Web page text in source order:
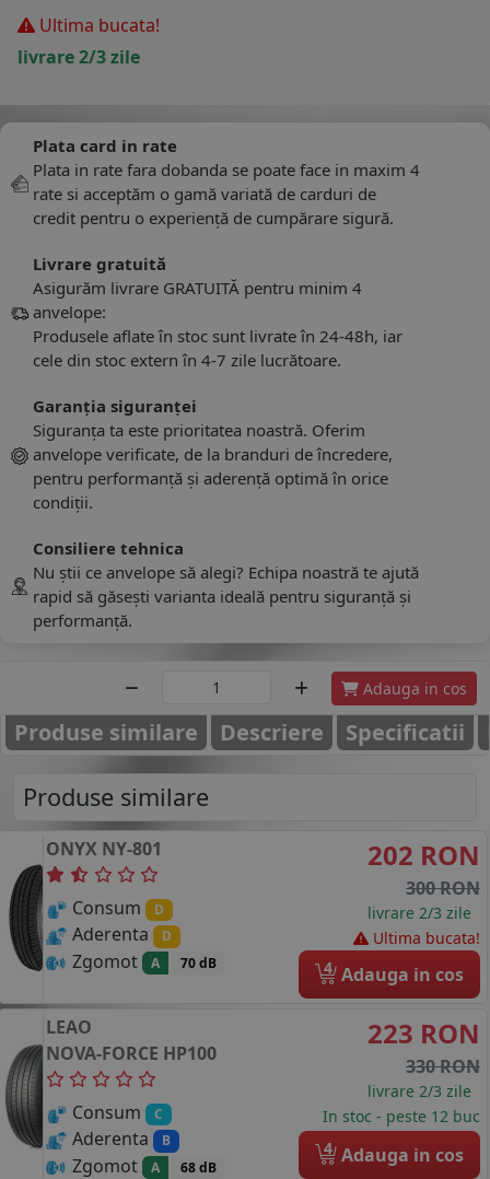
Ultima bucata!
livrare 2/3 zile
Plata card in rate
Plata in rate fara dobanda se poate face in maxim 4
rate si acceptăm o gamă variată de carduri de
credit pentru o experiență de cumpărare sigură.
Livrare gratuită
Asigurăm livrare GRATUITĂ pentru minim 4
anvelope:
Produsele aflate în stoc sunt livrate în 24-48h, iar
cele din stoc extern în 4-7 zile lucrătoare.
Garanția siguranței
Siguranța ta este prioritatea noastră. Oferim
anvelope verificate, de la branduri de încredere,
pentru performanță și aderență optimă în orice
condiții.
Consiliere tehnica
Nu știi ce anvelope să alegi? Echipa noastră te ajută
rapid să găsești varianta ideală pentru siguranță și
performanță.
Adauga in cos
Produse similare Descriere Specificatii
Produse similare
ONYX NY-801
Consum D
Aderenta D
Zgomot A 70 dB
202 RON
300 RON
livrare 2/3 zile
Ultima bucata!
4 Adauga in cos
LEAO
NOVA-FORCE HP100
Consum C
Aderenta B
Zgomot A 68 dB
223 RON
330 RON
livrare 2/3 zile
In stoc - peste 12 buc
4 Adauga in cos